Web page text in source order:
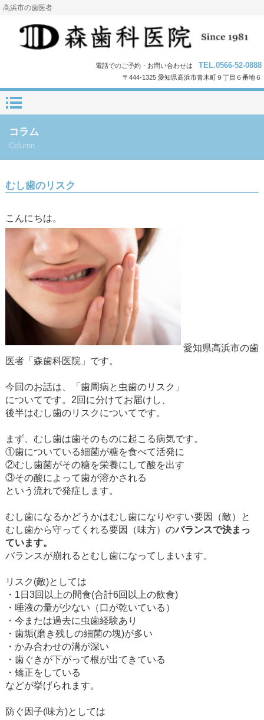
高浜市の歯医者
電話でのご予約・お問い合わせは TEL.0566-52-0888
〒444-1325 愛知県高浜市青木町９丁目６番地６
コラム
Column
むし歯のリスク
こんにちは。
愛知県高浜市の歯
医者「森歯科医院」です。
今回のお話は、「歯周病と虫歯のリスク」
についてです。2回に分けてお届けし、
後半はむし歯のリスクについてです。
まず、むし歯は歯そのものに起こる病気です。
①歯についている細菌が糖を食べて活発に
②むし歯菌がその糖を栄養にして酸を出す
③その酸によって歯が溶かされる
という流れで発症します。
むし歯になるかどうかはむし歯になりやすい要因（敵）と
むし歯から守ってくれる要因（味方）のバランスで決まっ
ています。
バランスが崩れるとむし歯になってしまいます。
リスク(敵)としては
・1日3回以上の間食(合計6回以上の飲食)
・唾液の量が少ない（口が乾いている）
・今または過去に虫歯経験あり
・歯垢(磨き残しの細菌の塊)が多い
・かみ合わせの溝が深い
・歯ぐきが下がって根が出てきている
・矯正をしている
などが挙げられます。
防ぐ因子(味方)としては